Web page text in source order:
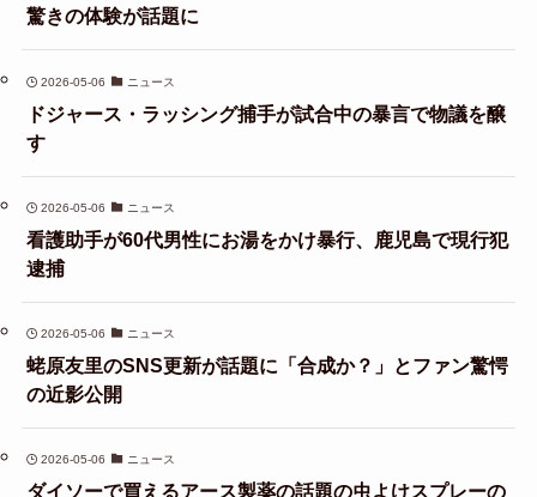
驚きの体験が話題に
2026-05-06 ニュース
ドジャース・ラッシング捕手が試合中の暴言で物議を醸
す
2026-05-06 ニュース
看護助手が60代男性にお湯をかけ暴行、鹿児島で現行犯
逮捕
2026-05-06 ニュース
蛯原友里のSNS更新が話題に「合成か？」とファン驚愕
の近影公開
2026-05-06 ニュース
ダイソーで買えるアース製薬の話題の虫よけスプレーの